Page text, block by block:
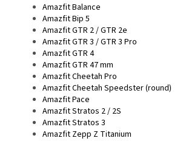
Amazfit Balance
Amazfit Bip 5
Amazfit GTR 2 / GTR 2e
Amazfit GTR 3 / GTR 3 Pro
Amazfit GTR 4
Amazfit GTR 47 mm
Amazfit Cheetah Pro
Amazfit Cheetah Speedster (round)
Amazfit Pace
Amazfit Stratos 2 / 2S
Amazfit Stratos 3
Amazfit Zepp Z Titanium